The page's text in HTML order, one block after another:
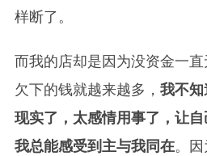
样断了。
而我的店却是因为没资金一
欠下的钱就越来越多， 我不
现实了，太感情用事了，让
我总能感受到主与我同在。因